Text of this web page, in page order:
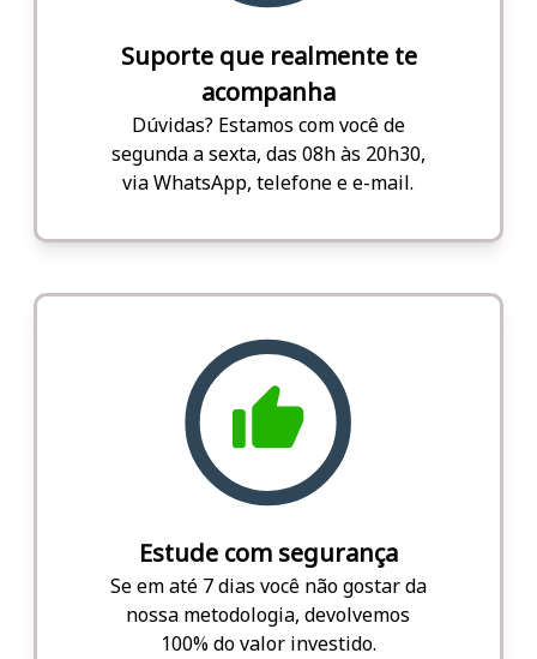
Suporte que realmente te
acompanha
Dúvidas? Estamos com você de
segunda a sexta, das 08h às 20h30,
via WhatsApp, telefone e e-mail.
Estude com segurança
Se em até 7 dias você não gostar da
nossa metodologia, devolvemos
100% do valor investido.